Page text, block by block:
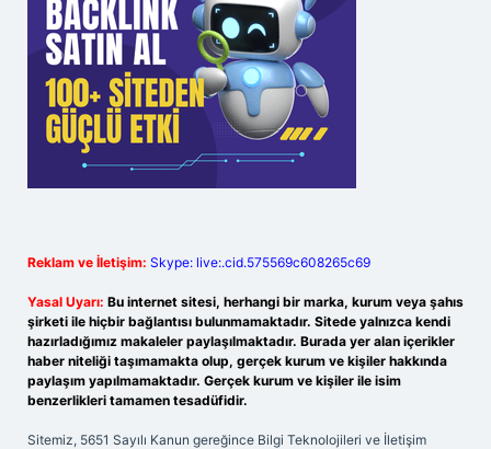
Reklam ve İletişim: Skype: live:.cid.575569c608265c69
Yasal Uyarı: Bu internet sitesi, herhangi bir marka, kurum veya şahıs
şirketi ile hiçbir bağlantısı bulunmamaktadır. Sitede yalnızca kendi
hazırladığımız makaleler paylaşılmaktadır. Burada yer alan içerikler
haber niteliği taşımamakta olup, gerçek kurum ve kişiler hakkında
paylaşım yapılmamaktadır. Gerçek kurum ve kişiler ile isim
benzerlikleri tamamen tesadüfidir.
Sitemiz, 5651 Sayılı Kanun gereğince Bilgi Teknolojileri ve İletişim